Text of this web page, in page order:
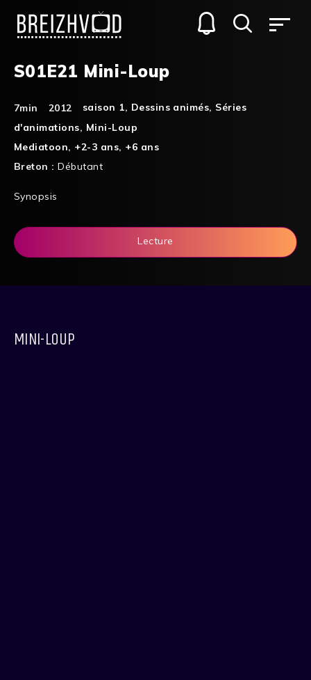
S01E21 Mini-Loup
7min 2012 saison 1, Dessins animés, Séries
d'animations, Mini-Loup
Mediatoon, +2-3 ans, +6 ans
Breton :Débutant
Synopsis
Lecture
MINI-LOUP